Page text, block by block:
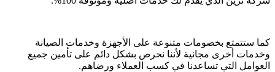
كما ستتمتع بخصومات متنوعة على الأجهزة وخدمات الصيانة
وخدمات أخرى مجانية لأننا نحرص بشكل دائم على تأمين جميع
العوامل التي تساعدنا في كسب العملاء ورضاهم.